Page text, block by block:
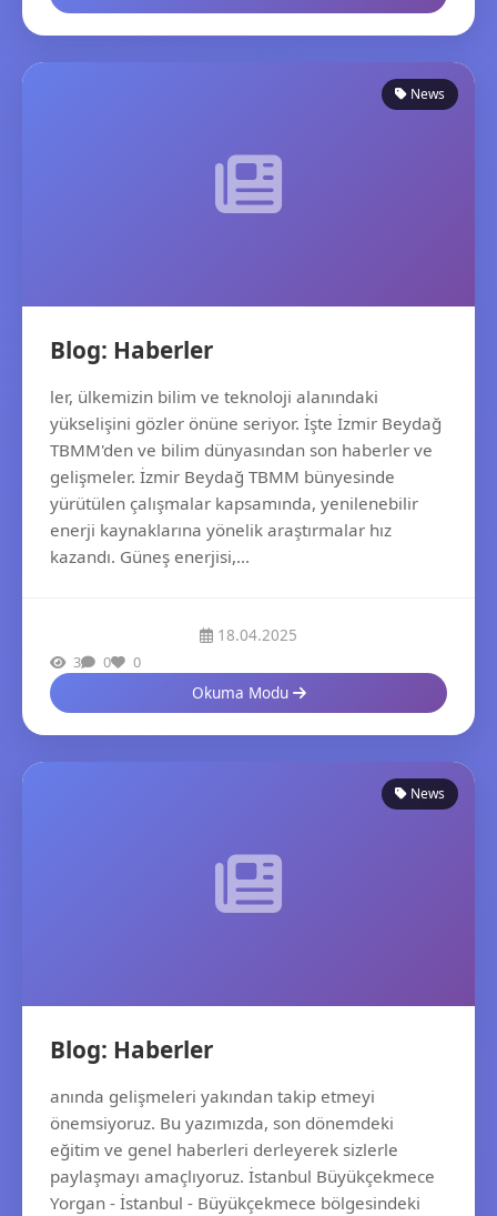
News
Blog: Haberler
ler, ülkemizin bilim ve teknoloji alanındaki
yükselişini gözler önüne seriyor. İşte İzmir Beydağ
TBMM'den ve bilim dünyasından son haberler ve
gelişmeler. İzmir Beydağ TBMM bünyesinde
yürütülen çalışmalar kapsamında, yenilenebilir
enerji kaynaklarına yönelik araştırmalar hız
kazandı. Güneş enerjisi,...
18.04.2025
3 0 0
Okuma Modu
News
Blog: Haberler
anında gelişmeleri yakından takip etmeyi
önemsiyoruz. Bu yazımızda, son dönemdeki
eğitim ve genel haberleri derleyerek sizlerle
paylaşmayı amaçlıyoruz. İstanbul Büyükçekmece
Yorgan - İstanbul - Büyükçekmece bölgesindeki